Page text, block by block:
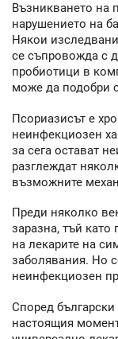
Възникването на
нарушението на
Някои
се съпровожда с
пробиотици в
може да подобри
Псориазисът е
неинфекциозен
за сега остават
разглеждат
възможните
Преди няколко
заразна, тъй
на лекарите на
заболявания. Но
неинфекциозен
Според
настоящия